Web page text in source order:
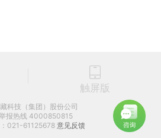
触屏版
藏科技（集团）股份公司
报热线 4000850815
021-61125678 意见反馈